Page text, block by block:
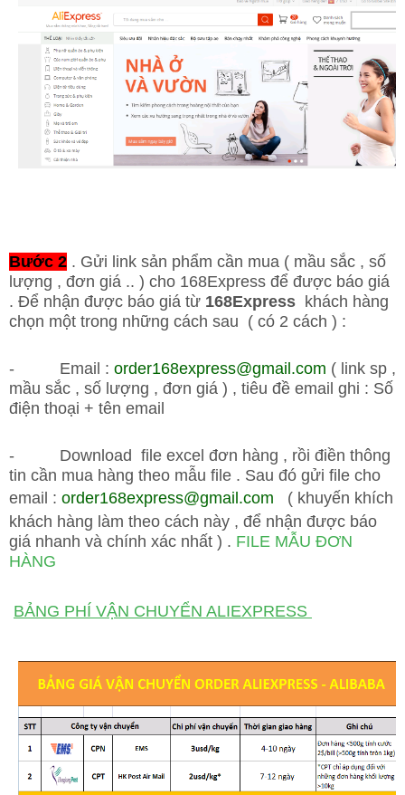
Bước 2 . Gửi link sản phẩm cần mua ( mầu sắc , số
lượng , đơn giá .. ) cho 168Express để được báo giá
. Để nhận được báo giá từ 168Express khách hàng
chọn một trong những cách sau ( có 2 cách ) :
- Email : order168express@gmail.com ( link sp ,
mầu sắc , số lượng , đơn giá ) , tiêu đề email ghi : Số
điện thoại + tên email
- Download file excel đơn hàng , rồi điền thông
tin cần mua hàng theo mẫu file . Sau đó gửi file cho
email : order168express@gmail.com ( khuyến khích
khách hàng làm theo cách này , để nhận được báo
giá nhanh và chính xác nhất ) . FILE MẪU ĐƠN
HÀNG
BẢNG PHÍ VẬN CHUYỂN ALIEXPRESS